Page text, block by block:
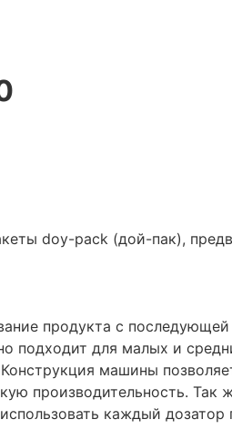
doy-pack (дой-пак),
продукта с последующей
подходит для малых и
машины
производительность. Так
каждый дозатор